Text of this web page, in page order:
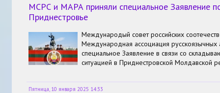
МСРС и МАРА приняли специальное Заявление
Приднестровье
Международый совет российских
Международная ассоциация русскоязычных
специальное Заявление в связи со
ситуацией в Приднестровской Молдавской
Пятница, 10 января 2025 14:33